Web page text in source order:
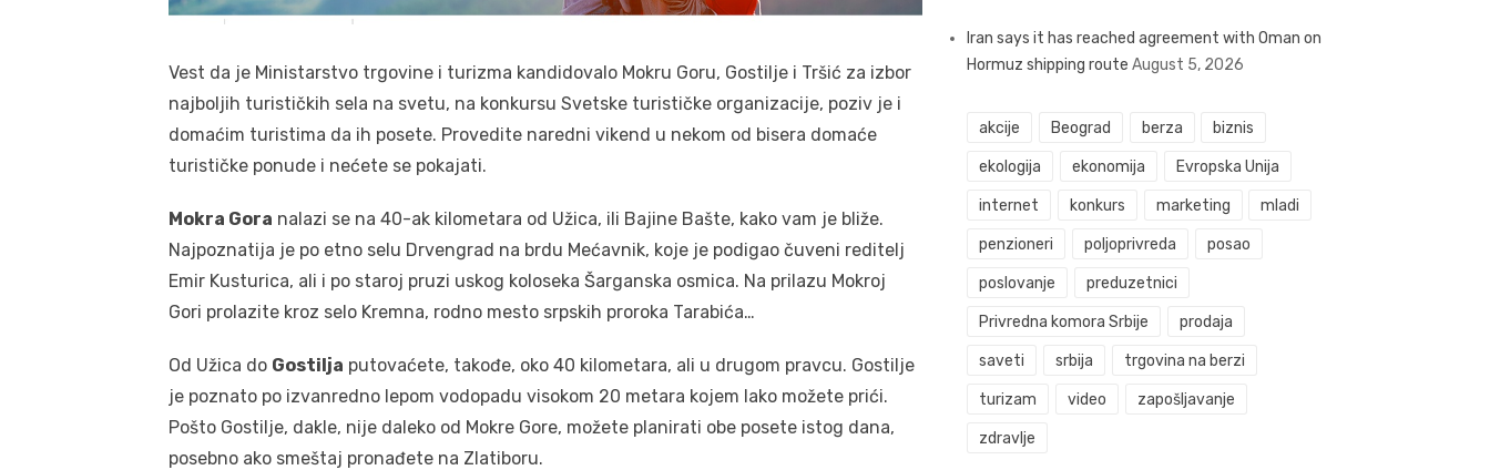
Vest da je Ministarstvo trgovine i turizma kandidovalo Mokru Goru, Gostilje i Tršić za izbor
najboljih turističkih sela na svetu, na konkursu Svetske turističke organizacije, poziv je i
domaćim turistima da ih posete. Provedite naredni vikend u nekom od bisera domaće
turističke ponude i nećete se pokajati.
Mokra Gora nalazi se na 40-ak kilometara od Užica, ili Bajine Bašte, kako vam je bliže.
Najpoznatija je po etno selu Drvengrad na brdu Mećavnik, koje je podigao čuveni reditelj
Emir Kusturica, ali i po staroj pruzi uskog koloseka Šarganska osmica. Na prilazu Mokroj
Gori prolazite kroz selo Kremna, rodno mesto srpskih proroka Tarabića…
Od Užica do Gostilja putovaćete, takođe, oko 40 kilometara, ali u drugom pravcu. Gostilje
je poznato po izvanredno lepom vodopadu visokom 20 metara kojem lako možete prići.
Pošto Gostilje, dakle, nije daleko od Mokre Gore, možete planirati obe posete istog dana,
posebno ako smeštaj pronađete na Zlatiboru.
Iran says it has reached agreement with Oman on
Hormuz shipping route August 5, 2026
akcije Beograd berza biznis
ekologija ekonomija Evropska Unija
internet konkurs marketing mladi
penzioneri poljoprivreda posao
poslovanje preduzetnici
Privredna komora Srbije prodaja
saveti srbija trgovina na berzi
turizam video zapošljavanje
zdravlje